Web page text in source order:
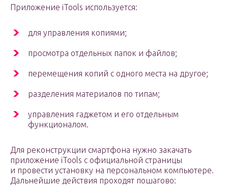
Приложение iTools используется:
для управления копиями;
просмотра отдельных папок и файлов;
перемещения копий с одного места на другое;
разделения материалов по типам;
управления гаджетом и его отдельным
функционалом.
Для реконструкции смартфона нужно закачать
приложение iTools с официальной страницы
и провести установку на персональном компьютере.
Дальнейшие действия проходят пошагово: